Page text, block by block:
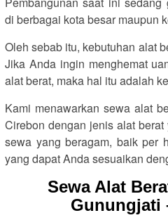
di berbagai kota besar maupun
Oleh sebab itu, kebutuhan alat
Jika Anda ingin menghemat
alat berat, maka hal itu adalah
Kami menawarkan sewa alat
Cirebon dengan jenis alat
sewa yang beragam, baik per
yang dapat Anda sesuaikan
Sewa Alat
Gunungjati